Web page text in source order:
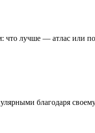
что лучше — атлас или
благодаря